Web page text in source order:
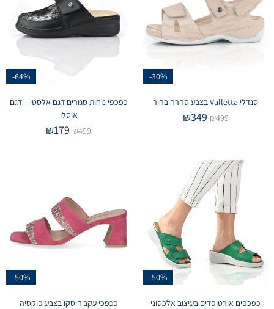
-30%
סנדלי Valletta בצבע סהרה בהיר
₪499
₪349
-64%
כפכפי נוחות סגורים דגם אלסטי – דגם
אוסלו
₪499
₪179
-50%
כפכפים אורטופדים בעיצוב אלכסוני
-50%
ככפכי עקב דיסקו בצבע פוקסיה